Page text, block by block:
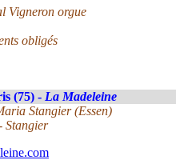
Vigneron orgue
obligés
(75) - La Madeleine
Stangier (Essen)
Stangier